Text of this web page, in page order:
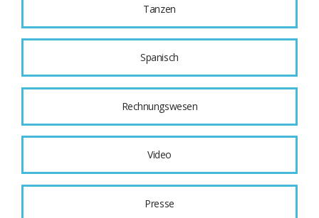
Tanzen
Spanisch
Rechnungswesen
Video
Presse